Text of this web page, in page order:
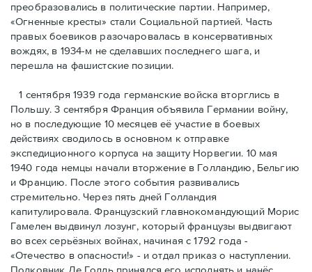
преобразовались в политические партии. Например,
«Огненные кресты» стали Социальной партией. Часть
правых боевиков разочаровалась в консервативных
вождях, в 1934-м не сделавших последнего шага, и
перешла на фашистские позиции.
1 сентября 1939 года германские войска вторглись в
Польшу. 3 сентября Франция объявила Германии войну,
но в последующие 10 месяцев её участие в боевых
действиях сводилось в основном к отправке
экспедиционного корпуса на защиту Норвегии. 10 мая
1940 года немцы начали вторжение в Голландию, Бельгию
и Францию. После этого события развивались
стремительно. Через пять дней Голландия
капитулировала. Французский главнокомандующий Морис
Гамелен выдвинул лозунг, который французы выдвигают
во всех серьёзных войнах, начиная с 1792 года -
«Отечество в опасности!» - и отдал приказ о наступлении.